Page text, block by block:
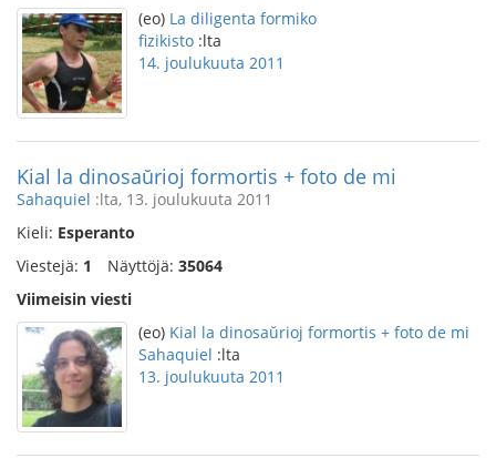
(eo) La diligenta formiko
fizikisto :lta
14. joulukuuta 2011
Kial la dinosaŭrioj formortis + foto de mi
Sahaquiel :lta, 13. joulukuuta 2011
Kieli: Esperanto
Viestejä: 1 Näyttöjä: 35064
Viimeisin viesti
(eo) Kial la dinosaŭrioj formortis + foto de mi
Sahaquiel :lta
13. joulukuuta 2011